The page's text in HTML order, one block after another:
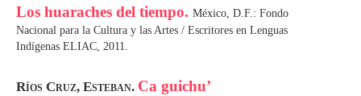
Los huaraches del tiempo. México, D.F.: Fondo
Nacional para la Cultura y las Artes / Escritores en Lenguas
Indígenas ELIAC, 2011.
Ríos Cruz, Esteban. Ca guichu’